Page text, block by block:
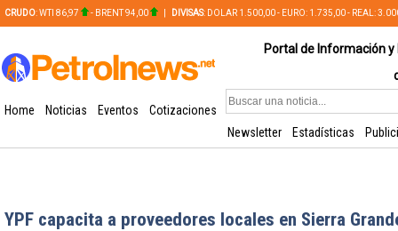
CRUDO: WTI 86,97 - BRENT 94,00 DIVISAS: DOLAR 1.500,00 - EURO: 1.735,00 - REAL:
Portal de Información
Home Noticias Eventos
Cotizaciones
Newsletter
Estadísticas
YPF capacita a proveedores locales en Sierra